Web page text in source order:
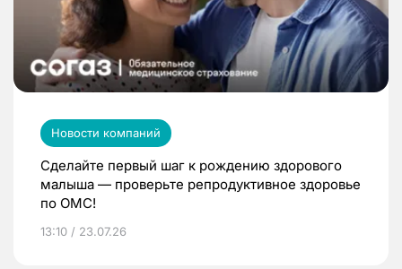
Новости компаний
Сделайте первый шаг к рождению здорового
малыша — проверьте репродуктивное здоровье
по ОМС!
13:10 / 23.07.26